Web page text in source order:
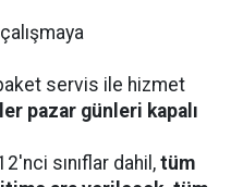
servis ile hizmet
pazar günleri kapalı
sınıflar dahil, tüm